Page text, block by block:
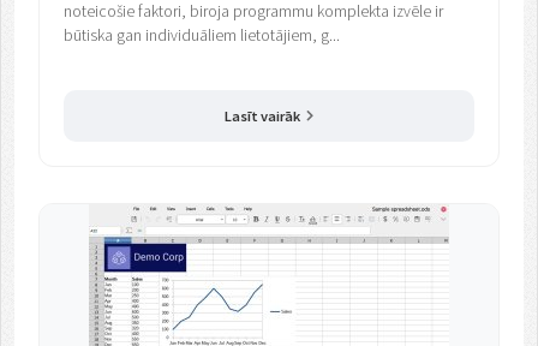
noteicošie faktori, biroja programmu komplekta izvēle ir
būtiska gan individuāliem lietotājiem, g...
Lasīt vairāk